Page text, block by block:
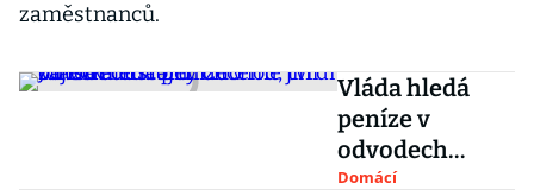
zaměstnanců.
Vláda hledá
peníze v
odvodech
ičařů. Chceme
Domácí